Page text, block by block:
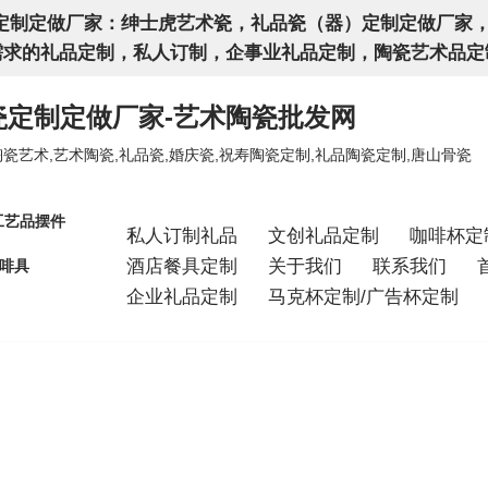
定做厂家：绅士虎艺术瓷，礼品瓷（器）定制定做厂家
的礼品定制，私人订制，企事业礼品定制，陶瓷艺术品
制定做厂家-艺术陶瓷批发网
艺术,艺术陶瓷,礼品瓷,婚庆瓷,祝寿陶瓷定制,礼品陶瓷定制,唐山骨瓷
艺品摆件
具
私人订制礼品 文创礼品定制
咖啡杯定
酒店餐具定制
关于我们 联系我们
企业礼品定制
马克杯定制/广告杯定制